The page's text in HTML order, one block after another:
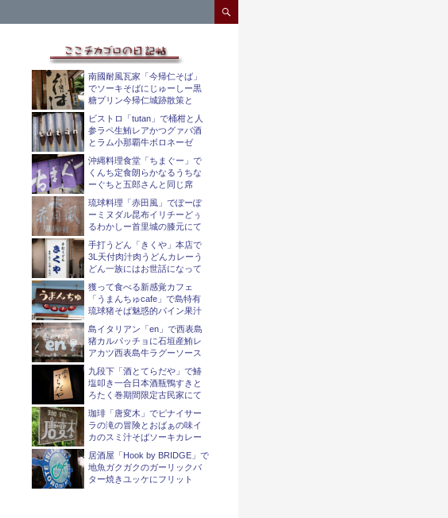
南國耐風瓦家「今帰仁そば」
でソーキそばにじゅーしー黒
糖プリン今帰仁城跡散策と
ビストロ「tutan」で桶柑と人
参ラペ生鮪レアかつグァバ酒
とラム小那覇牛ボロネーゼ
沖縄料理食堂「ちまぐー」で
くんち定食朗らかなるうちな
ーぐちと五郎さんと同じ席
琉球料理「赤田風」でぽーぽ
ーミヌダル昆布イリチーどぅ
るわかしー首里城の膝元にて
手打うどん「きくや」本店で
3L天付肉汁肉うどんカレーう
どん一族にはお世話になって
獲って食べる新感覚カフェ
「うまんちゅcafe」で島特有
琉球猪そば魅惑的パイン果汁
島イタリアン「en」で西表島
猪カルパッチョに石垣産鮪レ
アカツ西表島牛ラグーソース
九段下「酒とてらだや」で鰆
塩叩き一合日本酒瓶鴨すきと
ろたく巻期間限定古民家にて
珈琲「唐変木」でピナイサー
ラの滝の冒険とおばぁの味イ
カのスミ汁そばソーキカレー
居酒屋「Hook by BRIDGE」で
地魚ガクガクのガーリックバ
ター焼きユッケにフリット